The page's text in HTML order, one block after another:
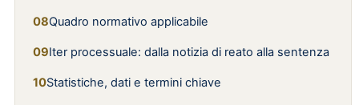
Quadro normativo applicabile
Iter processuale: dalla notizia di reato alla sentenza
Statistiche, dati e termini chiave